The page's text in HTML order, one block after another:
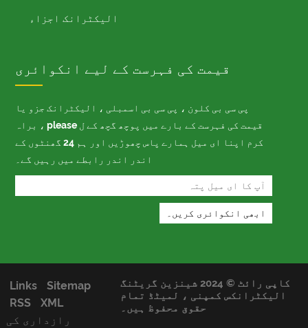
الیکٹرانک اجزاء
قیمت کی فہرست کے لیے انکوائری
پی سی بی کلون ، پی سی بی اسمبلی ، الیکٹرانک جزو یا
قیمت کی فہرست کے بارے میں پوچھ گچھ کے ل please ، براہ
کرم اپنا ای میل ہمارے پاس چھوڑیں اور ہم 24 گھنٹوں کے
اندر اندر رابطے میں رہیں گے۔
کاپی رائٹ © 2024 شینزین گریٹنگ
کمپنی ، لمیٹڈ تمام
حقوق محفوظ ہیں۔
Links
Sitemap
RSS
رازداری کی